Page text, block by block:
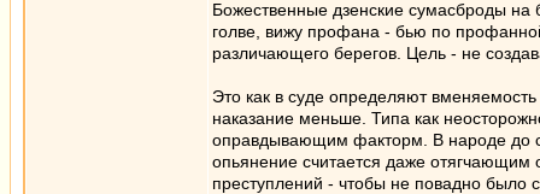
Божественные дзенские сумасброды на
голве, вижу профана - бью по
различающего берегов. Цель - не
Это как в суде определяют
наказание меньше. Типа как
оправдывающим факторм. В народе до
опьянение считается даже отягчающим
преступлений - чтобы не повадно было